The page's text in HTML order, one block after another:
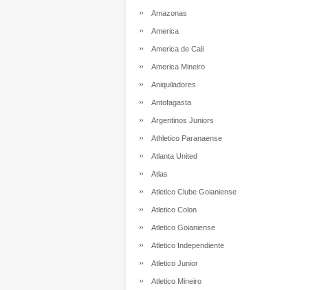
Amazonas
America
America de Cali
America Mineiro
Aniquiladores
Antofagasta
Argentinos Juniors
Athletico Paranaense
Atlanta United
Atlas
Atletico Clube Goianiense
Atletico Colon
Atletico Goianiense
Atletico Independiente
Atletico Junior
Atletico Mineiro